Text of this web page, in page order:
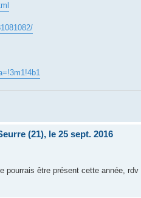
(21), le 25 sept. 2016
pourrais être présent cette année, rdv